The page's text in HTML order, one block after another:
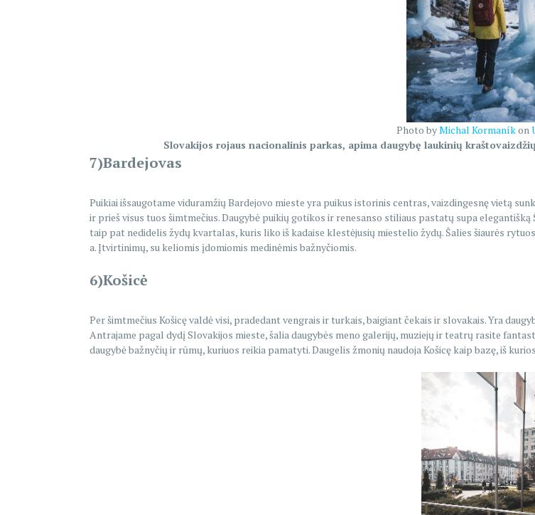
Photo byMichal Kormaníkon
Slovakijos rojaus nacionalinis parkas, apima daugybę laukinių
7)Bardejovas
Puikiai išsaugotame viduramžių Bardejovo mieste yra puikus istorinis centras, vaizdingesnę vietą
ir prieš visus tuos šimtmečius. Daugybė puikių gotikos ir renesanso stiliaus pastatų supa
taip pat nedidelis žydų kvartalas, kuris liko iš kadaise klestėjusių miestelio žydų. Šalies šiaurės
a. Įtvirtinimų, su keliomis įdomiomis medinėmis bažnyčiomis.
6)Košicė
Per šimtmečius Košicę valdė visi, pradedant vengrais ir turkais, baigiant čekais ir slovakais. Yra
Antrajame pagal dydį Slovakijos mieste, šalia daugybės meno galerijų, muziejų ir teatrų rasite
daugybė bažnyčių ir rūmų, kuriuos reikia pamatyti. Daugelis žmonių naudoja Košicę kaip bazę, iš